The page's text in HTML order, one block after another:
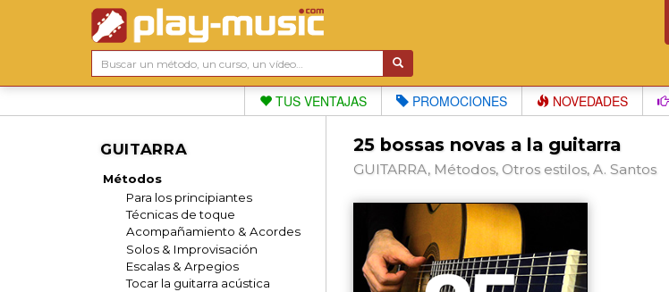
TUS VENTAJAS PROMOCIONES NOVEDADES
GUITARRA
Métodos
Para los principiantes
Técnicas de toque
Acompañamiento & Acordes
Solos & Improvisación
Escalas & Arpegios
Tocar la guitarra acústica
25 bossas novas a la guitarra
GUITARRA, Métodos, Otros estilos, A. Santos